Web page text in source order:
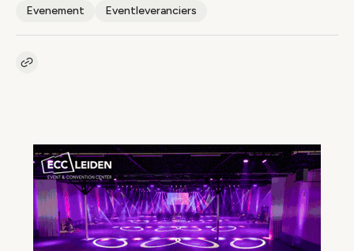
Evenement Eventleveranciers
Kopieer link naar artikel